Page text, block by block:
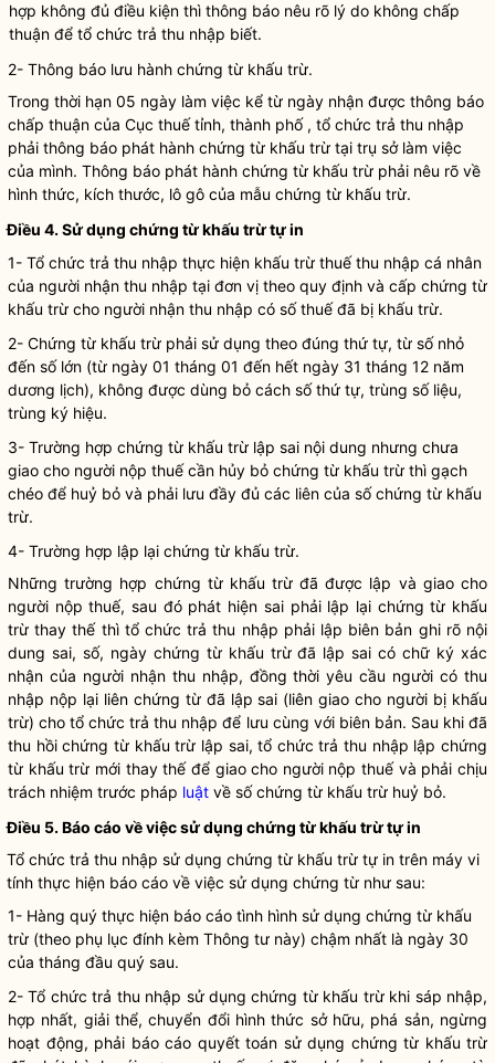
hợp không đủ điều kiện thì thông báo nêu rõ lý do không chấp
thuận để tổ chức trả thu nhập biết.
2- Thông báo lưu hành chứng từ khấu trừ.
Trong thời hạn 05 ngày làm việc kể từ ngày nhận được thông báo
chấp thuận của Cục thuế tỉnh, thành phố , tổ chức trả thu nhập
phải thông báo phát hành chứng từ khấu trừ tại trụ sở làm việc
của mình. Thông báo phát hành chứng từ khấu trừ phải nêu rõ về
hình thức, kích thước, lô gô của mẫu chứng từ khấu trừ.
Điều 4. Sử dụng chứng từ khấu trừ tự in
1- Tổ chức trả thu nhập thực hiện khấu trừ thuế thu nhập cá nhân
của người nhận thu nhập tại đơn vị theo quy định và cấp chứng từ
khấu trừ cho người nhận thu nhập có số thuế đã bị khấu trừ.
2- Chứng từ khấu trừ phải sử dụng theo đúng thứ tự, từ số nhỏ
đến số lớn (từ ngày 01 tháng 01 đến hết ngày 31 tháng 12 năm
dương lịch), không được dùng bỏ cách số thứ tự, trùng số liệu,
trùng ký hiệu.
3- Trường hợp chứng từ khấu trừ lập sai nội dung nhưng chưa
giao cho người nộp thuế cần hủy bỏ chứng từ khấu trừ thì gạch
chéo để huỷ bỏ và phải lưu đầy đủ các liên của số chứng từ khấu
trừ.
4- Trường hợp lập lại chứng từ khấu trừ.
Những trường hợp chứng từ khấu trừ đã được lập và giao cho
người nộp thuế, sau đó phát hiện sai phải lập lại chứng từ khấu
trừ thay thế thì tổ chức trả thu nhập phải lập biên bản ghi rõ nội
dung sai, số, ngày chứng từ khấu trừ đã lập sai có chữ ký xác
nhận của người nhận thu nhập, đồng thời yêu cầu người có thu
nhập nộp lại liên chứng từ đã lập sai (liên giao cho người bị khấu
trừ) cho tổ chức trả thu nhập để lưu cùng với biên bản. Sau khi đã
thu hồi chứng từ khấu trừ lập sai, tổ chức trả thu nhập lập chứng
từ khấu trừ mới thay thế để giao cho người nộp thuế và phải chịu
trách nhiệm trước pháp luật về số chứng từ khấu trừ huỷ bỏ.
Điều 5. Báo cáo về việc sử dụng chứng từ khấu trừ tự in
Tổ chức trả thu nhập sử dụng chứng từ khấu trừ tự in trên máy vi
tính thực hiện báo cáo về việc sử dụng chứng từ như sau:
1- Hàng quý thực hiện báo cáo tình hình sử dụng chứng từ khấu
trừ (theo phụ lục đính kèm Thông tư này) chậm nhất là ngày 30
của tháng đầu quý sau.
2- Tổ chức trả thu nhập sử dụng chứng từ khấu trừ khi sáp nhập,
hợp nhất, giải thể, chuyển đổi hình thức sở hữu, phá sản, ngừng
hoạt động, phải báo cáo quyết toán sử dụng chứng từ khấu trừ